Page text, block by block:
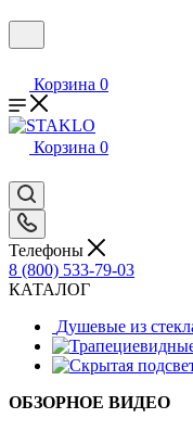
Корзина 0
Корзина 0
Телефоны
8 (800) 533-79-03
КАТАЛОГ
Душевые из
ОБЗОРНОЕ ВИДЕО